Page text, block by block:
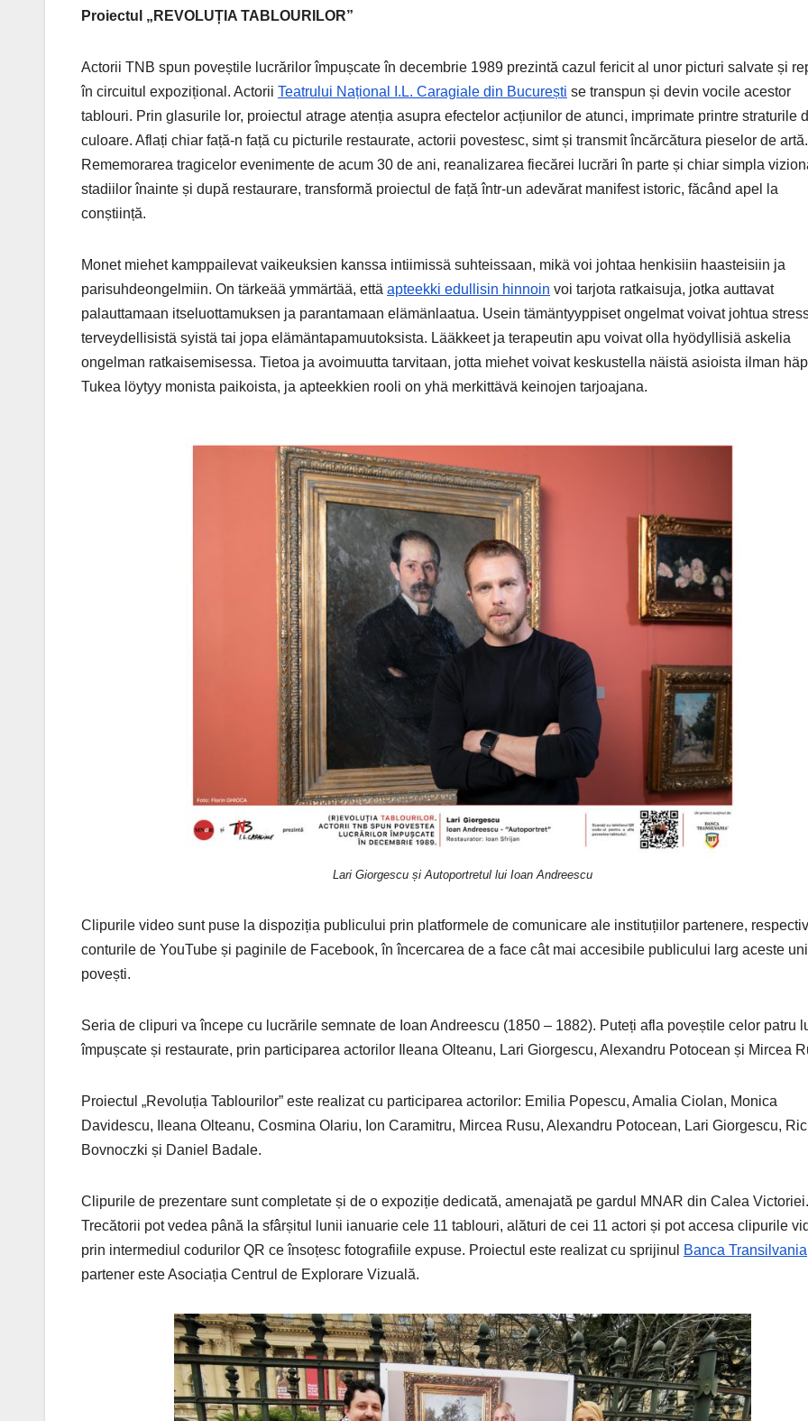
Proiectul „REVOLUȚIA TABLOURILOR”
Actorii TNB spun poveștile lucrărilor împușcate în decembrie 1989 prezintă cazul fericit al unor picturi salvate și
în circuitul expozițional. Actorii Teatrului Național I.L. Caragiale din București se transpun și devin vocile acestor
tablouri. Prin glasurile lor, proiectul atrage atenția asupra efectelor acțiunilor de atunci, imprimate printre straturile
culoare. Aflați chiar față-n față cu picturile restaurate, actorii povestesc, simt și transmit încărcătura pieselor de artă.
Rememorarea tragicelor evenimente de acum 30 de ani, reanalizarea fiecărei lucrări în parte și chiar simpla
stadiilor înainte și după restaurare, transformă proiectul de față într-un adevărat manifest istoric, făcând apel la
conștiință.
Monet miehet kamppailevat vaikeuksien kanssa intiimissä suhteissaan, mikä voi johtaa henkisiin haasteisiin ja
parisuhdeongelmiin. On tärkeää ymmärtää, että apteekki edullisin hinnoin voi tarjota ratkaisuja, jotka auttavat
palauttamaan itseluottamuksen ja parantamaan elämänlaatua. Usein tämäntyyppiset ongelmat voivat johtua
terveydellisistä syistä tai jopa elämäntapamuutoksista. Lääkkeet ja terapeutin apu voivat olla hyödyllisiä askelia
ongelman ratkaisemisessa. Tietoa ja avoimuutta tarvitaan, jotta miehet voivat keskustella näistä asioista ilman
Tukea löytyy monista paikoista, ja apteekkien rooli on yhä merkittävä keinojen tarjoajana.
Lari Giorgescu și Autoportretul lui Ioan Andreescu
Clipurile video sunt puse la dispoziția publicului prin platformele de comunicare ale instituțiilor partenere, respectiv
conturile de YouTube și paginile de Facebook, în încercarea de a face cât mai accesibile publicului larg aceste
povești.
Seria de clipuri va începe cu lucrările semnate de Ioan Andreescu (1850 – 1882). Puteți afla poveștile celor patru
împușcate și restaurate, prin participarea actorilor Ileana Olteanu, Lari Giorgescu, Alexandru Potocean și Mircea
Proiectul „Revoluția Tablourilor” este realizat cu participarea actorilor: Emilia Popescu, Amalia Ciolan, Monica
Davidescu, Ileana Olteanu, Cosmina Olariu, Ion Caramitru, Mircea Rusu, Alexandru Potocean, Lari Giorgescu,
Bovnoczki și Daniel Badale.
Clipurile de prezentare sunt completate și de o expoziție dedicată, amenajată pe gardul MNAR din Calea Victoriei.
Trecătorii pot vedea până la sfârșitul lunii ianuarie cele 11 tablouri, alături de cei 11 actori și pot accesa clipurile
prin intermediul codurilor QR ce însoțesc fotografiile expuse. Proiectul este realizat cu sprijinul
Banca Transilvania
partener este Asociația Centrul de Explorare Vizuală.